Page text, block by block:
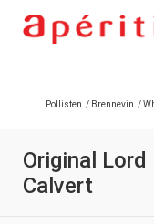
Pollisten / Brennevin /
Original Lord
Calvert